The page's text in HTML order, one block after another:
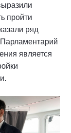
пройти
ряд
является